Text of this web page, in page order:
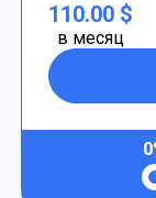
110.00 $
в месяц